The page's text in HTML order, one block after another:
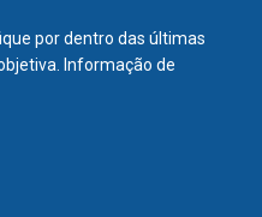
por dentro das últimas
Informação de